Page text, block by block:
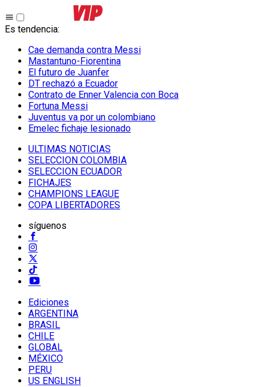
Es tendencia:
Cae demanda contra Messi
Mastantuno-Fiorentina
El futuro de Juanfer
DT rechazó a Ecuador
Contrato de Enner Valencia con Boca
Fortuna Messi
Juventus va por un colombiano
Emelec fichaje lesionado
ULTIMAS NOTICIAS
SELECCION COLOMBIA
SELECCION ECUADOR
FICHAJES
CHAMPIONS LEAGUE
COPA LIBERTADORES
síguenos
Ediciones
ARGENTINA
BRASIL
CHILE
GLOBAL
MÉXICO
PERU
US ENGLISH